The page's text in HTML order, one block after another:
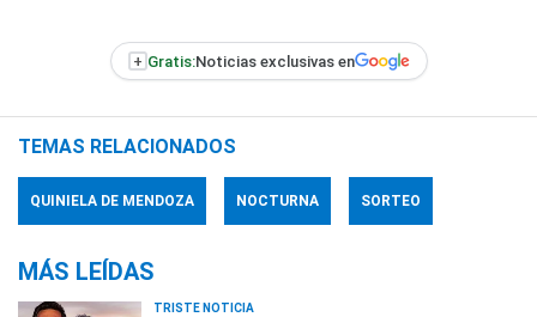
+ Gratis:Noticias exclusivas en
TEMAS RELACIONADOS
QUINIELA DE MENDOZA NOCTURNA SORTEO
MÁS LEÍDAS
TRISTE NOTICIA